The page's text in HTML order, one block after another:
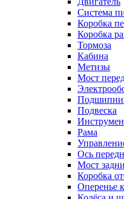
Система
Коробка
Коробка
Тормоза
Кабина
Метизы
Мост
Подвеска
Рама
Ось
Мост
Коробка
Оперенье